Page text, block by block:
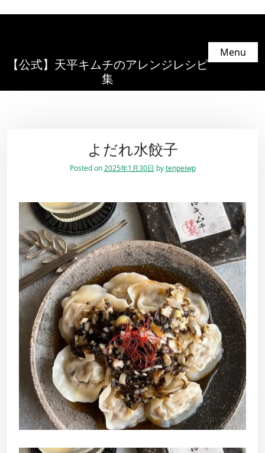
【公式】天平キムチのアレンジレシピ
集
Menu
よだれ水餃子
Posted on2025年1月30日 bytenpeiwp